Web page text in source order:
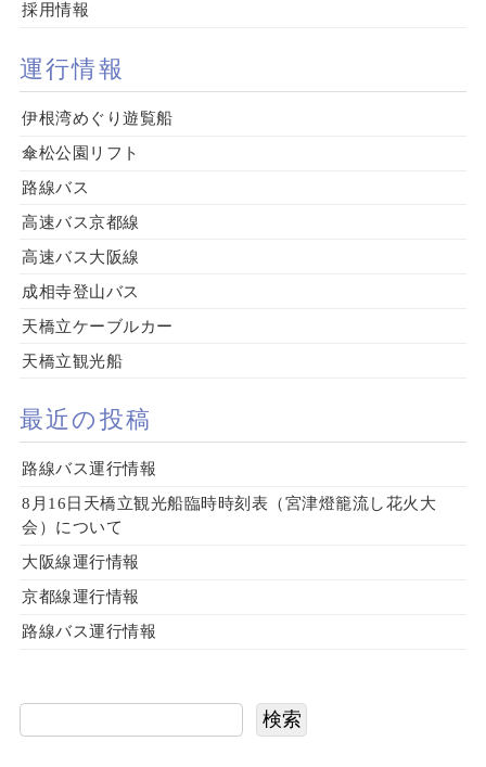
採用情報
運行情報
伊根湾めぐり遊覧船
傘松公園リフト
路線バス
高速バス京都線
高速バス大阪線
成相寺登山バス
天橋立ケーブルカー
天橋立観光船
最近の投稿
路線バス運行情報
8月16日天橋立観光船臨時時刻表（宮津燈籠流し花火大
会）について
大阪線運行情報
京都線運行情報
路線バス運行情報
検索